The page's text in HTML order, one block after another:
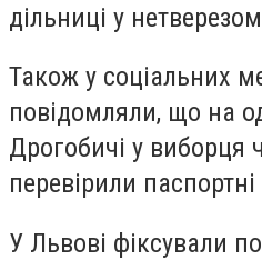
дільниці у
Також у соціальних
повідомляли, що на
Дрогобичі у виборця
перевірили паспортні
У Львові фіксували